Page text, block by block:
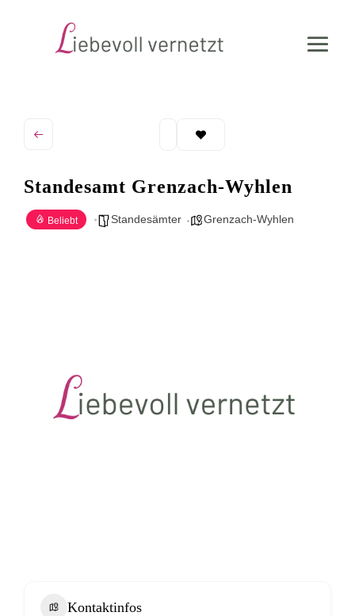
Standesamt Grenzach-Wyhlen
Beliebt Standesämter Grenzach-Wyhlen
Kontaktinfos